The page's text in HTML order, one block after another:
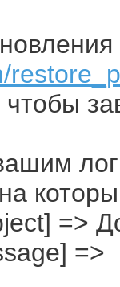
=>
=>